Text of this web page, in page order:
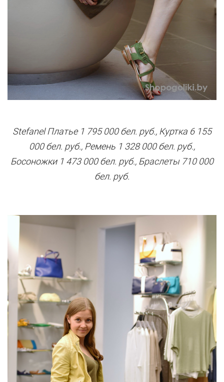
Stefanel Платье 1 795 000 бел. руб., Куртка 6 155
000 бел. руб., Ремень 1 328 000 бел. руб.,
Босоножки 1 473 000 бел. руб., Браслеты 710 000
бел. руб.